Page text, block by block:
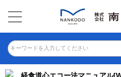
キーワードを入力してください